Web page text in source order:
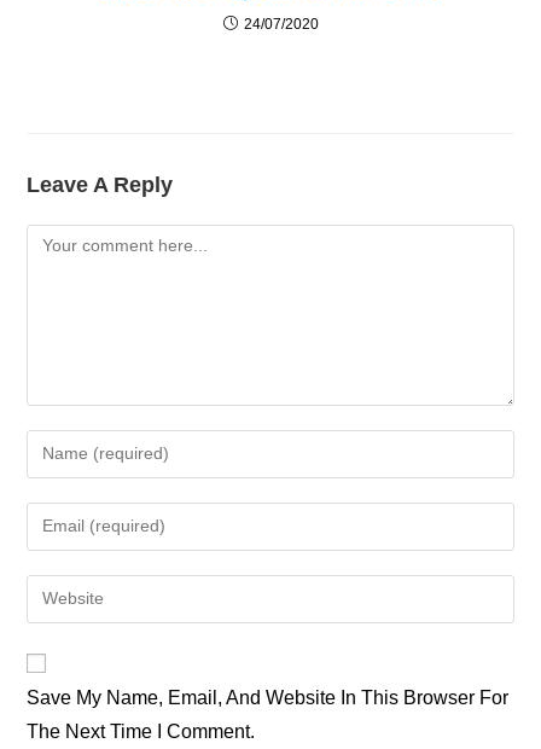
24/07/2020
Leave A Reply
Comment
Enter
Your
Name
Or
To
Comment
Enter
Your
Email
Address
Enter
Your
URL
(optional)
Save My Name, Email, And Website In This Browser For
The Next Time I Comment.